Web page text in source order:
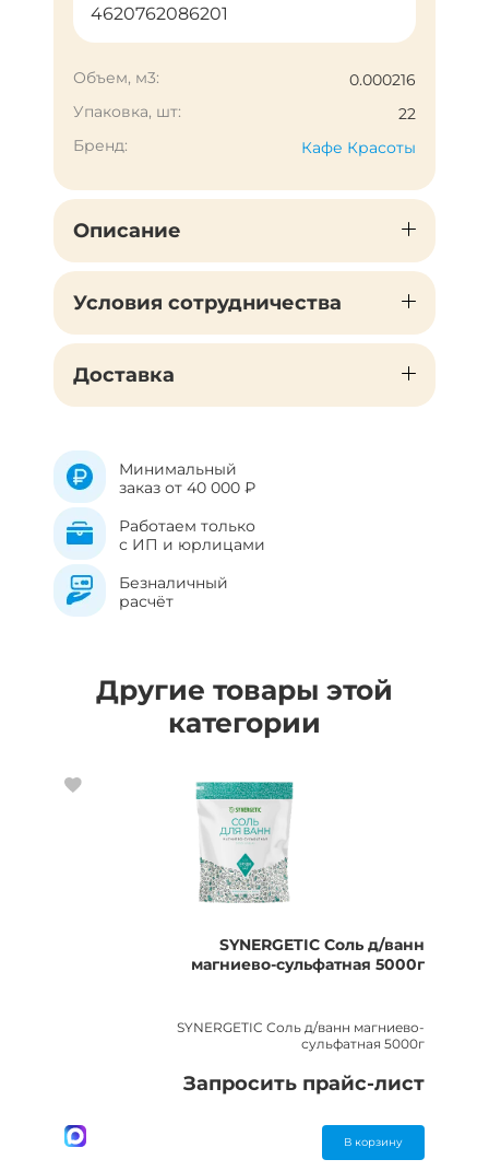
4620762086201
Объем, м3:
0.000216
Упаковка, шт:
22
Бренд:
Кафе Красоты
Описание
Условия сотрудничества
Доставка
Минимальный
заказ от 40 000 ₽
Работаем только
с ИП и юрлицами
Безналичный
расчёт
Другие товары этой
категории
SYNERGETIC Соль д/ванн
магниево-сульфатная 5000г
SYNERGETIC Соль д/ванн магниево-
сульфатная 5000г
Запросить прайс-лист
В корзину